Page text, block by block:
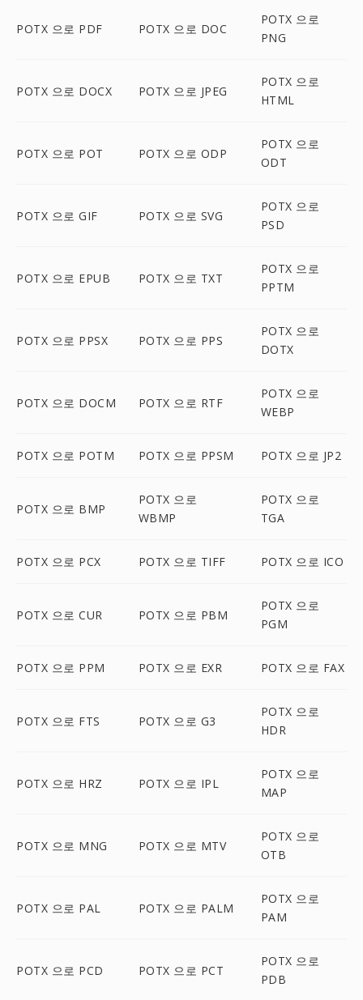
POTX 으로 PDF POTX 으로 DOC
POTX 으로
PNG
POTX 으로 DOCX POTX 으로 JPEG
POTX 으로
HTML
POTX 으로 POT POTX 으로 ODP
POTX 으로
ODT
POTX 으로 GIF POTX 으로 SVG
POTX 으로
PSD
POTX 으로 EPUB POTX 으로 TXT
POTX 으로
PPTM
POTX 으로 PPSX POTX 으로 PPS
POTX 으로
DOTX
POTX 으로 DOCM POTX 으로 RTF
POTX 으로
WEBP
POTX 으로 POTM POTX 으로 PPSM POTX 으로 JP2
POTX 으로 BMP
POTX 으로
WBMP
POTX 으로
TGA
POTX 으로 PCX POTX 으로 TIFF POTX 으로 ICO
POTX 으로 CUR POTX 으로 PBM
POTX 으로
PGM
POTX 으로 PPM POTX 으로 EXR POTX 으로 FAX
POTX 으로 FTS POTX 으로 G3
POTX 으로
HDR
POTX 으로 HRZ POTX 으로 IPL
POTX 으로
MAP
POTX 으로 MNG POTX 으로 MTV
POTX 으로
OTB
POTX 으로 PAL POTX 으로 PALM
POTX 으로
PAM
POTX 으로 PCD POTX 으로 PCT
POTX 으로
PDB